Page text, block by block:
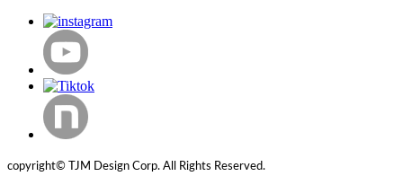
copyright© TJM Design Corp. All Rights Reserved.